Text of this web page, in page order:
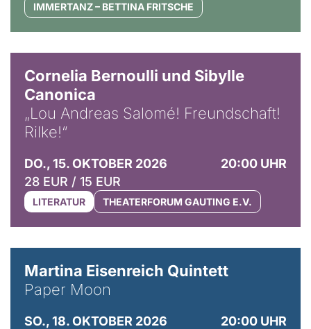
IMMERTANZ – BETTINA FRITSCHE
Cornelia Bernoulli und Sibylle
Canonica
„Lou Andreas Salomé! Freundschaft!
Rilke!“
DO., 15. OKTOBER 2026
20:00 UHR
28 EUR / 15 EUR
LITERATUR THEATERFORUM GAUTING E.V.
Martina Eisenreich Quintett
Paper Moon
SO., 18. OKTOBER 2026
20:00 UHR